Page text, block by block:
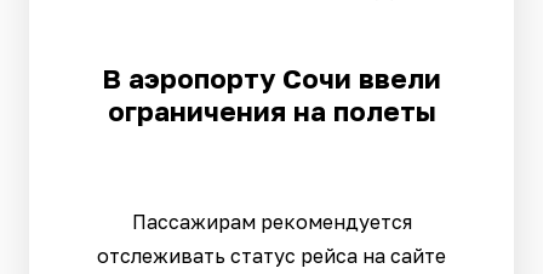
В аэропорту Сочи ввели
ограничения на полеты
Пассажирам рекомендуется
отслеживать статус рейса на сайте